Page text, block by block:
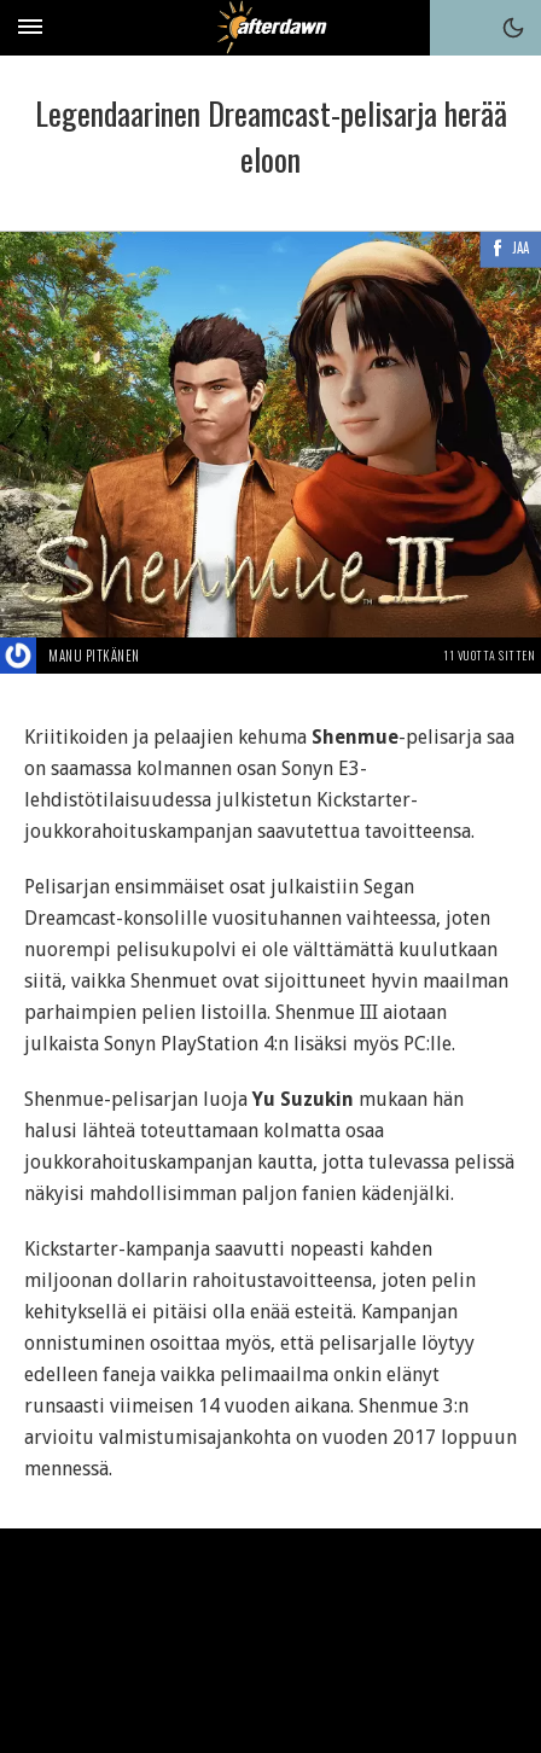
Legendaarinen Dreamcast-pelisarja herää
eloon
JAA
MANU PITKÄNEN 11 VUOTTA SITTEN
Kriitikoiden ja pelaajien kehuma Shenmue-pelisarja saa
on saamassa kolmannen osan Sonyn E3-
lehdistötilaisuudessa julkistetun Kickstarter-
joukkorahoituskampanjan saavutettua tavoitteensa.
Pelisarjan ensimmäiset osat julkaistiin Segan
Dreamcast-konsolille vuosituhannen vaihteessa, joten
nuorempi pelisukupolvi ei ole välttämättä kuulutkaan
siitä, vaikka Shenmuet ovat sijoittuneet hyvin maailman
parhaimpien pelien listoilla. Shenmue III aiotaan
julkaista Sonyn PlayStation 4:n lisäksi myös PC:lle.
Shenmue-pelisarjan luojaYu Suzukin mukaan hän
halusi lähteä toteuttamaan kolmatta osaa
joukkorahoituskampanjan kautta, jotta tulevassa pelissä
näkyisi mahdollisimman paljon fanien kädenjälki.
Kickstarter-kampanja saavutti nopeasti kahden
miljoonan dollarin rahoitustavoitteensa, joten pelin
kehityksellä ei pitäisi olla enää esteitä. Kampanjan
onnistuminen osoittaa myös, että pelisarjalle löytyy
edelleen faneja vaikka pelimaailma onkin elänyt
runsaasti viimeisen 14 vuoden aikana. Shenmue 3:n
arvioitu valmistumisajankohta on vuoden 2017 loppuun
mennessä.